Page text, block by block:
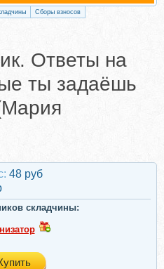
Сборы взносов
Ответы на
ты задаёшь
48 руб
складчины: